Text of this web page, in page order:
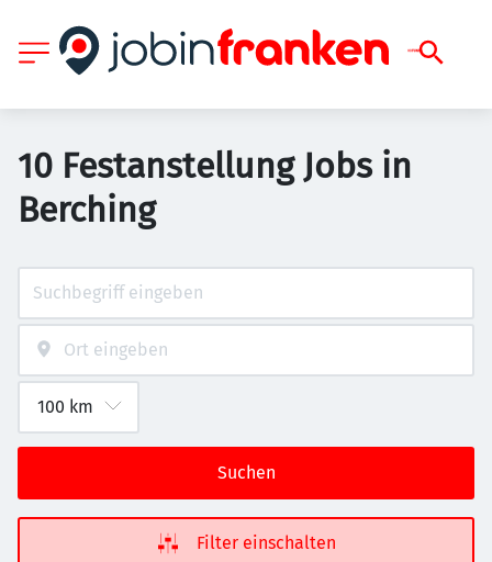
10 Festanstellung Jobs in
Berching
Suchen
Filter einschalten